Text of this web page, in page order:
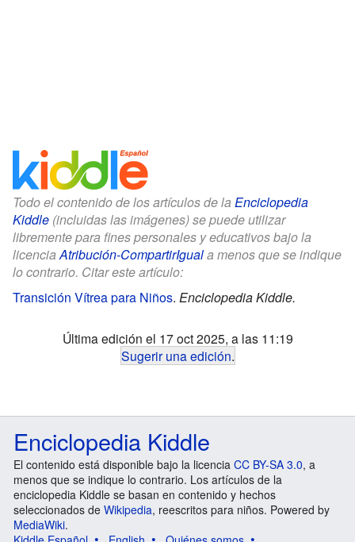
Todo el contenido de los artículos de la Enciclopedia
Kiddle (incluidas las imágenes) se puede utilizar
libremente para fines personales y educativos bajo la
licenciaAtribución-CompartirIguala menos que se indique
lo contrario. Citar este artículo:
Transición Vítrea para Niños. Enciclopedia Kiddle.
Última edición el 17 oct 2025, a las 11:19
Sugerir una edición.
Enciclopedia Kiddle
El contenido está disponible bajo la licencia CC BY-SA 3.0, a
menos que se indique lo contrario. Los artículos de la
enciclopedia Kiddle se basan en contenido y hechos
seleccionados de Wikipedia, reescritos para niños. Powered by
MediaWiki.